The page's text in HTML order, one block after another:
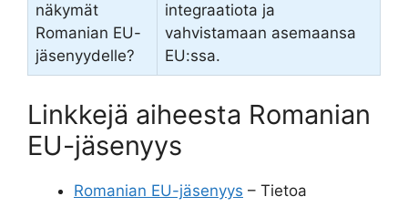
näkymät
Romanian EU-
jäsenyydelle?
integraatiota ja
vahvistamaan asemaansa
EU:ssa.
Linkkejä aiheesta Romanian
EU-jäsenyys
Romanian EU-jäsenyys – Tietoa